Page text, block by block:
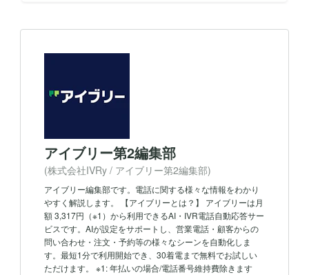
アイブリー第2編集部
(株式会社IVRy / アイブリー第2編集部)
アイブリー編集部です。電話に関する様々な情報をわかり
やすく解説します。 【アイブリーとは？】 アイブリーは月
額 3,317円（※1）から利用できるAI・IVR電話自動応答サー
ビスです。AIが設定をサポートし、営業電話・顧客からの
問い合わせ・注文・予約等の様々なシーンを自動化しま
す。最短1分で利用開始でき、30着電まで無料でお試しい
ただけます。 ※1: 年払いの場合/電話番号維持費除きます